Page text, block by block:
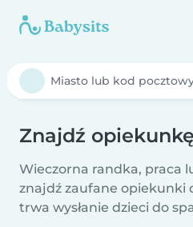
Znajdź
Wieczorna randka, praca
znajdź zaufane opiekunki
trwa wysłanie dzieci do